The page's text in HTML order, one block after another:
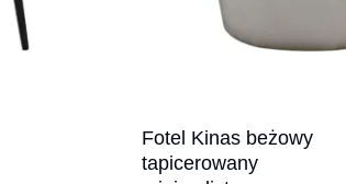
Fotel Kinas beżowy
tapicerowany